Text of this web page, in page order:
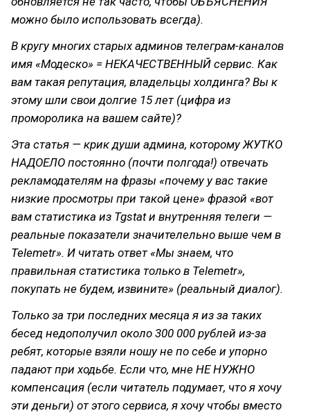
можно было использовать всегда).
В кругу многих старых админов телеграм-каналов
имя «Модеско» = НЕКАЧЕСТВЕННЫЙ сервис. Как
вам такая репутация, владельцы холдинга? Вы к
этому шли свои долгие 15 лет (цифра из
проморолика на вашем сайте)?
Эта статья — крик души админа, которому ЖУТКО
НАДОЕЛО постоянно (почти полгода!) отвечать
рекламодателям на фразы «почему у вас такие
низкие просмотры при такой цене» фразой «вот
вам статистика из Tgstat и внутренняя телеги —
реальные показатели значителельно выше чем в
Telemetr». И читать ответ «Мы знаем, что
правильная статистика только в Telemetr»,
покупать не будем, извините» (реальный диалог).
Только за три последних месяца я из за таких
бесед недополучил около 300 000 рублей из-за
ребят, которые взяли ношу не по себе и упорно
падают при ходьбе. Если что, мне НЕ НУЖНО
компенсация (если читатель подумает, что я хочу
эти деньги) от этого сервиса, я хочу чтобы вместо